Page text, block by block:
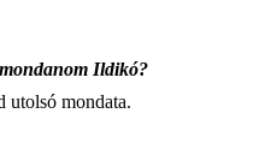
Ildikó?
utolsó mondata.